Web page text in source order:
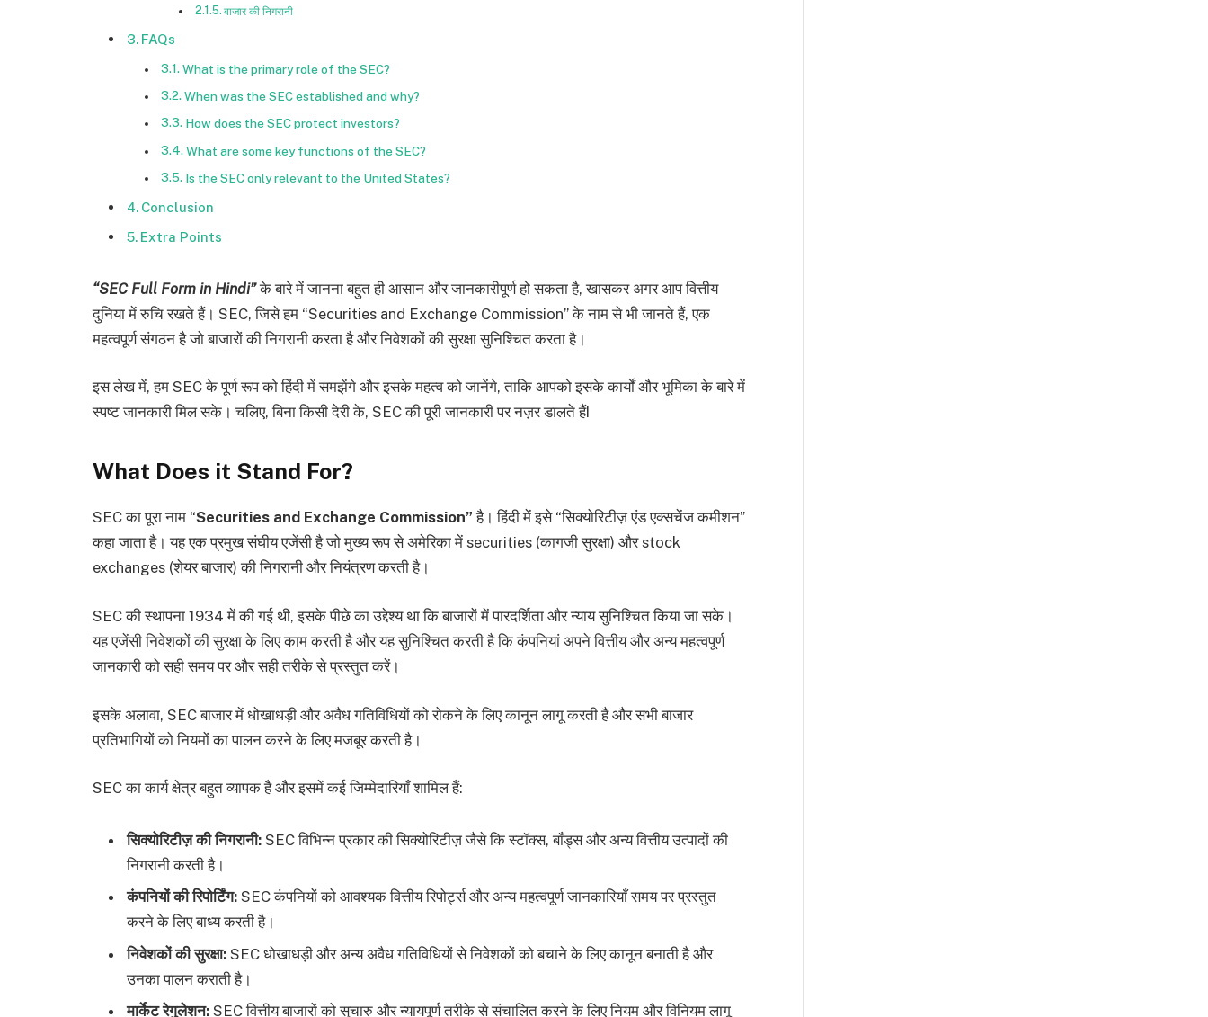
बाजार की निगरानी
FAQs
What is the primary role of the SEC?
When was the SEC established and why?
How does the SEC protect investors?
What are some key functions of the SEC?
Is the SEC only relevant to the United States?
Conclusion
Extra Points
“SEC Full Form in Hindi”के बारे में जानना बहुत ही आसान और जानकारीपूर्ण हो सकता है, खासकर अगर आप वित्तीय
दुनिया में रुचि रखते हैं। SEC, जिसे हम “Securities and Exchange Commission” के नाम से भी जानते हैं, एक
महत्वपूर्ण संगठन है जो बाजारों की निगरानी करता है और निवेशकों की सुरक्षा सुनिश्चित करता है।
इस लेख में, हम SEC के पूर्ण रूप को हिंदी में समझेंगे और इसके महत्व को जानेंगे, ताकि आपको इसके कार्यों और भूमिका के बारे में
स्पष्ट जानकारी मिल सके। चलिए, बिना किसी देरी के, SEC की पूरी जानकारी पर नज़र डालते हैं!
What Does it Stand For?
SEC का पूरा नाम “Securities and Exchange Commission” है। हिंदी में इसे “सिक्योरिटीज़ एंड एक्सचेंज कमीशन”
कहा जाता है। यह एक प्रमुख संघीय एजेंसी है जो मुख्य रूप से अमेरिका में securities (कागजी सुरक्षा) और stock
exchanges (शेयर बाजार) की निगरानी और नियंत्रण करती है।
SEC की स्थापना 1934 में की गई थी, इसके पीछे का उद्देश्य था कि बाजारों में पारदर्शिता और न्याय सुनिश्चित किया जा सके।
यह एजेंसी निवेशकों की सुरक्षा के लिए काम करती है और यह सुनिश्चित करती है कि कंपनियां अपने वित्तीय और अन्य महत्वपूर्ण
जानकारी को सही समय पर और सही तरीके से प्रस्तुत करें।
इसके अलावा, SEC बाजार में धोखाधड़ी और अवैध गतिविधियों को रोकने के लिए कानून लागू करती है और सभी बाजार
प्रतिभागियों को नियमों का पालन करने के लिए मजबूर करती है।
SEC का कार्य क्षेत्र बहुत व्यापक है और इसमें कई जिम्मेदारियाँ शामिल हैं:
सिक्योरिटीज़ की निगरानी: SEC विभिन्न प्रकार की सिक्योरिटीज़ जैसे कि स्टॉक्स, बॉंड्स और अन्य वित्तीय उत्पादों की
निगरानी करती है।
कंपनियों की रिपोर्टिंग: SEC कंपनियों को आवश्यक वित्तीय रिपोर्ट्स और अन्य महत्वपूर्ण जानकारियाँ समय पर प्रस्तुत
करने के लिए बाध्य करती है।
निवेशकों की सुरक्षा: SEC धोखाधड़ी और अन्य अवैध गतिविधियों से निवेशकों को बचाने के लिए कानून बनाती है और
उनका पालन कराती है।
मार्केट रेगुलेशन: SEC वित्तीय बाजारों को सुचारु और न्यायपूर्ण तरीके से संचालित करने के लिए नियम और विनियम लागू